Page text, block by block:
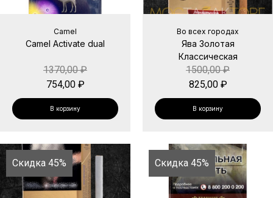
Camel
Camel Activate dual
1370,00₽
754,00 ₽
В корзину
Во всех городах
Ява Золотая
Классическая
1500,00₽
825,00 ₽
В корзину
Скидка 45% Скидка 45%